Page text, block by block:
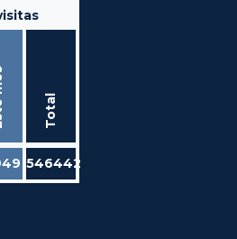
Total
546442